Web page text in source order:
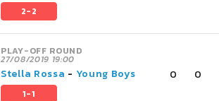
2-2
PLAY-OFF ROUND
27/08/2019 19:00
Stella Rossa - Young Boys
1-1
0 0